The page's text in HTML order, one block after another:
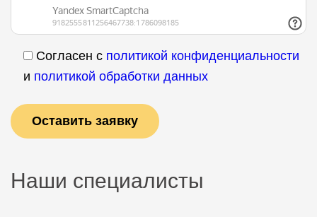
Согласен с политикой конфиденциальности
и политикой обработки данных
Наши специалисты